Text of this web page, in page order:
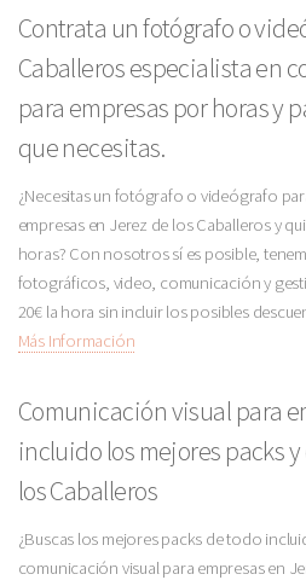
Contrata un fotógrafo o
Caballeros especialista en
para empresas por horas y
que necesitas.
¿Necesitas un fotógrafo o videógrafo
empresas en Jerez de los Caballeros y
horas? Con nosotros sí es posible,
fotográficos, video, comunicación y
20€ la hora sin incluir los posibles
Más Información
Comunicación visual para
incluido los mejores packs
los Caballeros
¿Buscas los mejores packs de todo
comunicación visual para empresas en